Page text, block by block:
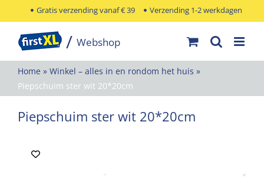
naar
inhoud
Gratis verzending vanaf € 39 Verzending 1-2 werkdagen
Home » Winkel – alles in en rondom het huis »
Piepschuim ster wit 20*20cm
Piepschuim ster wit 20*20cm